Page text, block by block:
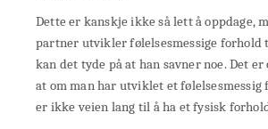
Dette er kanskje ikke så lett å oppdage,
partner utvikler følelsesmessige forhold
kan det tyde på at han savner noe. Det
at om man har utviklet et følelsesmessig
er ikke veien lang til å ha et fysisk